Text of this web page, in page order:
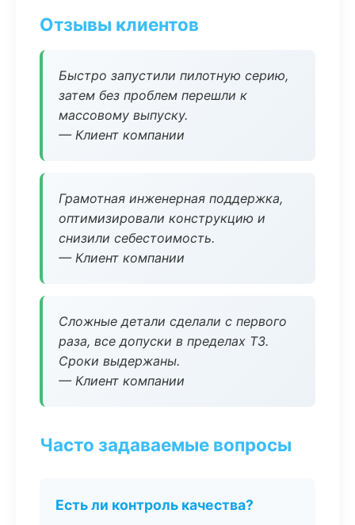
Отзывы клиентов
Быстро запустили пилотную серию,
затем без проблем перешли к
массовому выпуску.
— Клиент компании
Грамотная инженерная поддержка,
оптимизировали конструкцию и
снизили себестоимость.
— Клиент компании
Сложные детали сделали с первого
раза, все допуски в пределах ТЗ.
Сроки выдержаны.
— Клиент компании
Часто задаваемые вопросы
Есть ли контроль качества?